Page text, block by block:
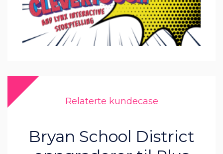
Relaterte kundecase
Bryan School District